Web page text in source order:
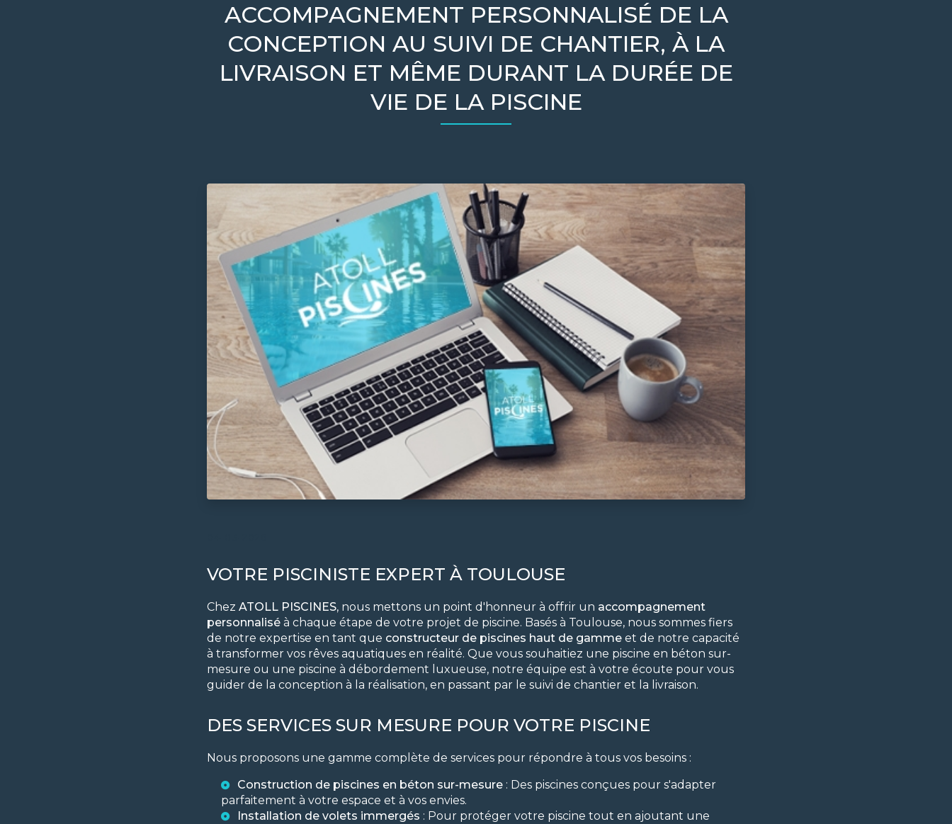
ACCOMPAGNEMENT PERSONNALISÉ DE LA
CONCEPTION AU SUIVI DE CHANTIER, À LA
LIVRAISON ET MÊME DURANT LA DURÉE DE
VIE DE LA PISCINE
VOTRE PISCINISTE EXPERT À TOULOUSE
Chez ATOLL PISCINES, nous mettons un point d'honneur à offrir un accompagnement
personnalisé à chaque étape de votre projet de piscine. Basés à Toulouse, nous sommes fiers
de notre expertise en tant que constructeur de piscines haut de gamme et de notre capacité
à transformer vos rêves aquatiques en réalité. Que vous souhaitiez une piscine en béton sur-
mesure ou une piscine à débordement luxueuse, notre équipe est à votre écoute pour vous
guider de la conception à la réalisation, en passant par le suivi de chantier et la livraison.
DES SERVICES SUR MESURE POUR VOTRE PISCINE
Nous proposons une gamme complète de services pour répondre à tous vos besoins :
Construction de piscines en béton sur-mesure : Des piscines conçues pour s'adapter
parfaitement à votre espace et à vos envies.
Installation de volets immergés : Pour protéger votre piscine tout en ajoutant une